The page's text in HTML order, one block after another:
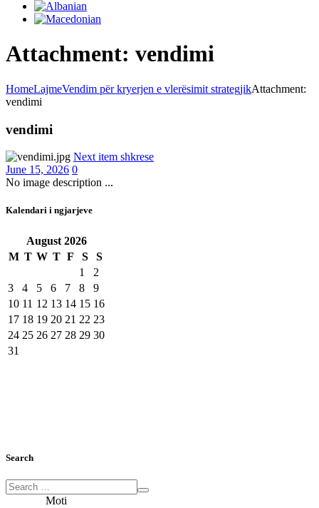
Attachment: vendimi
HomeLajmeVendim për kryerjen e vlerësimit strategjikAttachment:
vendimi
vendimi
Next item shkrese
June 15, 2026 0
No image description ...
Kalendari i ngjarjeve
August 2026
M T W T F S
S
1
2
3
4 5 6 7 8
9
10 11 12 13 14 15 16
17 18 19 20 21 22 23
24 25 26 27 28 29 30
31
Search
Moti